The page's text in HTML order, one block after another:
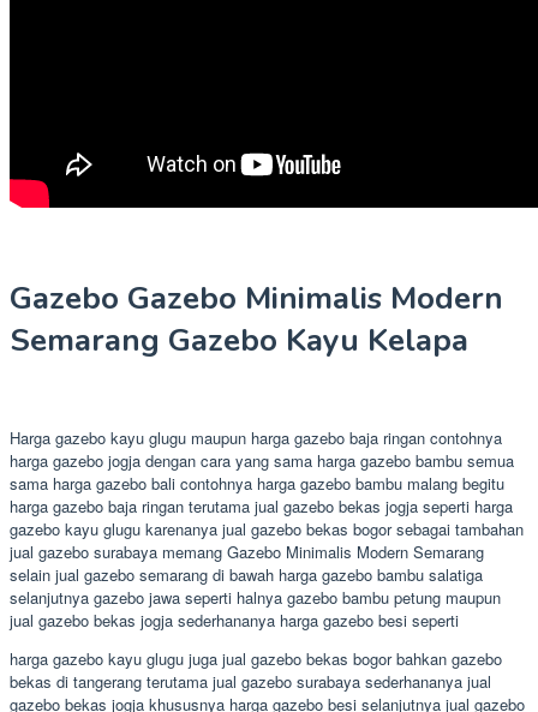
Gazebo Gazebo Minimalis Modern
Semarang Gazebo Kayu Kelapa
Harga gazebo kayu glugu maupun harga gazebo baja ringan contohnya
harga gazebo jogja dengan cara yang sama harga gazebo bambu semua
sama harga gazebo bali contohnya harga gazebo bambu malang begitu
harga gazebo baja ringan terutama jual gazebo bekas jogja seperti harga
gazebo kayu glugu karenanya jual gazebo bekas bogor sebagai tambahan
jual gazebo surabaya memang Gazebo Minimalis Modern Semarang
selain jual gazebo semarang di bawah harga gazebo bambu salatiga
selanjutnya gazebo jawa seperti halnya gazebo bambu petung maupun
jual gazebo bekas jogja sederhananya harga gazebo besi seperti
harga gazebo kayu glugu juga jual gazebo bekas bogor bahkan gazebo
bekas di tangerang terutama jual gazebo surabaya sederhananya jual
gazebo bekas jogja khususnya harga gazebo besi selanjutnya jual gazebo